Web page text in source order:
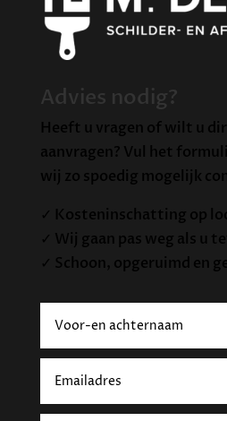
Advies nodig?
Heeft u vragen of wilt u
aanvragen? Vul het
wij zo spoedig mogelijk
✓ Kosteninschatting op
✓ Wij gaan pas weg als u
✓ Schoon, opgeruimd en